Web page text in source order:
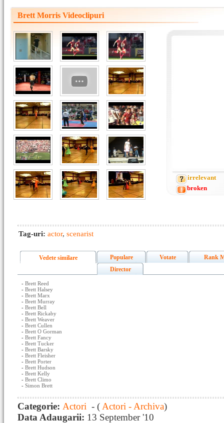
Brett Morris Videoclipuri
irrelevant
broken
Tag-uri: actor, scenarist
Vedete similare Populare Votate
Rank
Director
- Brett Reed
- Brett Halsey
- Brett Marx
- Brett Murray
- Brett Bell
- Brett Rickaby
- Brett Weaver
- Brett Cullen
- Brett O Gorman
- Brett Fancy
- Brett Tucker
- Brett Barsky
- Brett Fleisher
- Brett Porter
- Brett Hudson
- Brett Kelly
- Brett Climo
- Simon Brett
Categorie: Actori - ( Actori - Archiva)
Data Adaugarii: 13 September '10